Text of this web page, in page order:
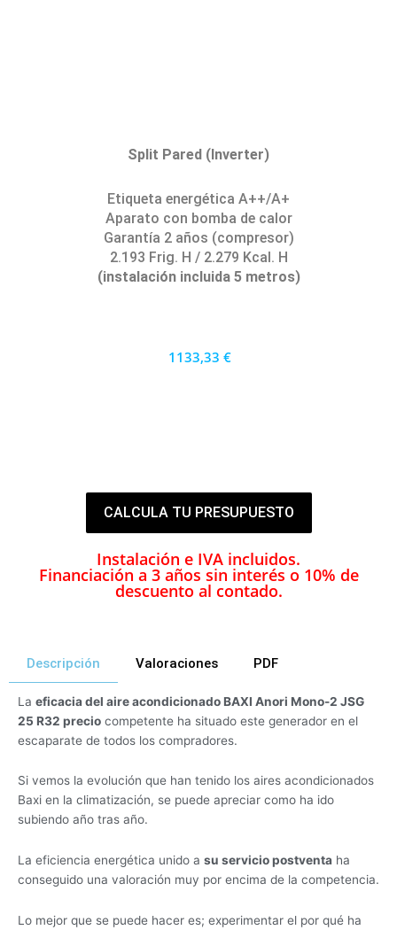
Split Pared (Inverter)
Etiqueta energética A++/A+
Aparato con bomba de calor
Garantía 2 años (compresor)
2.193 Frig. H / 2.279 Kcal. H
(instalación incluida 5 metros)
1133,33 €
CALCULA TU PRESUPUESTO
Instalación e IVA incluidos.
Financiación a 3 años sin interés o 10% de
descuento al contado.
Descripción Valoraciones PDF
La eficacia del aire acondicionado BAXI Anori Mono-2 JSG
25 R32 precio competente ha situado este generador en el
escaparate de todos los compradores.
Si vemos la evolución que han tenido los aires acondicionados
Baxi en la climatización, se puede apreciar como ha ido
subiendo año tras año.
La eficiencia energética unido a su servicio postventa ha
conseguido una valoración muy por encima de la competencia.
Lo mejor que se puede hacer es; experimentar el por qué ha